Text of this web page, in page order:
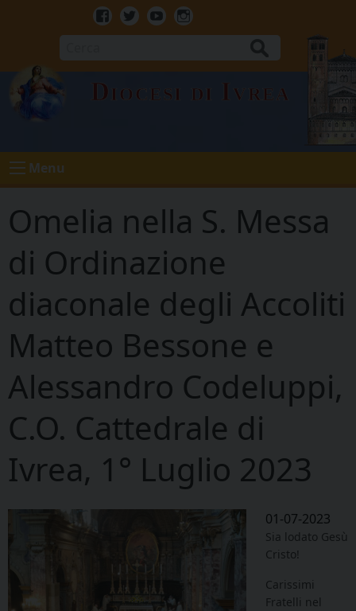
Facebook
TwitterYoutubeInstagram
Diocesi di Ivrea
Menu
Omelia nella S. Messa
di Ordinazione
diaconale degli Accoliti
Matteo Bessone e
Alessandro Codeluppi,
C.O. Cattedrale di
Ivrea, 1° Luglio 2023
01-07-2023
Sia lodato Gesù
Cristo!
Carissimi
Fratelli nel